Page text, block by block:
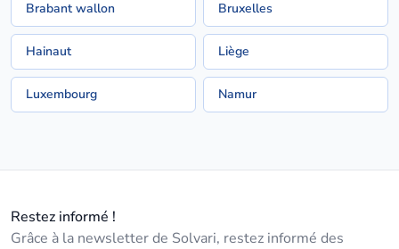
Brabant wallon Bruxelles
Hainaut Liège
Luxembourg Namur
Restez informé !
Grâce à la newsletter de Solvari, restez informé des